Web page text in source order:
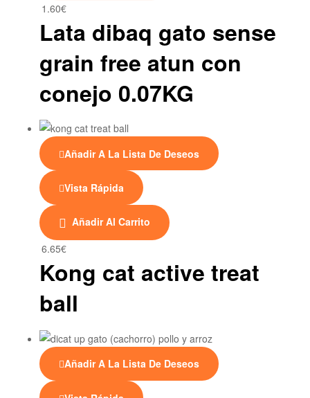
1.60€
Lata dibaq gato sense
grain free atun con
conejo 0.07KG
Añadir A La Lista De Deseos
Vista Rápida
Añadir Al Carrito
6.65€
Kong cat active treat
ball
Añadir A La Lista De Deseos